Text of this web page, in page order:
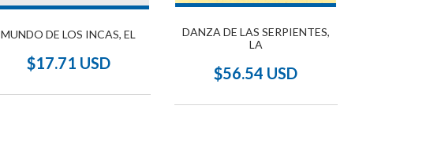
MUNDO DE LOS INCAS, EL
$17.71 USD
DANZA DE LAS SERPIENTES,
LA
$56.54 USD